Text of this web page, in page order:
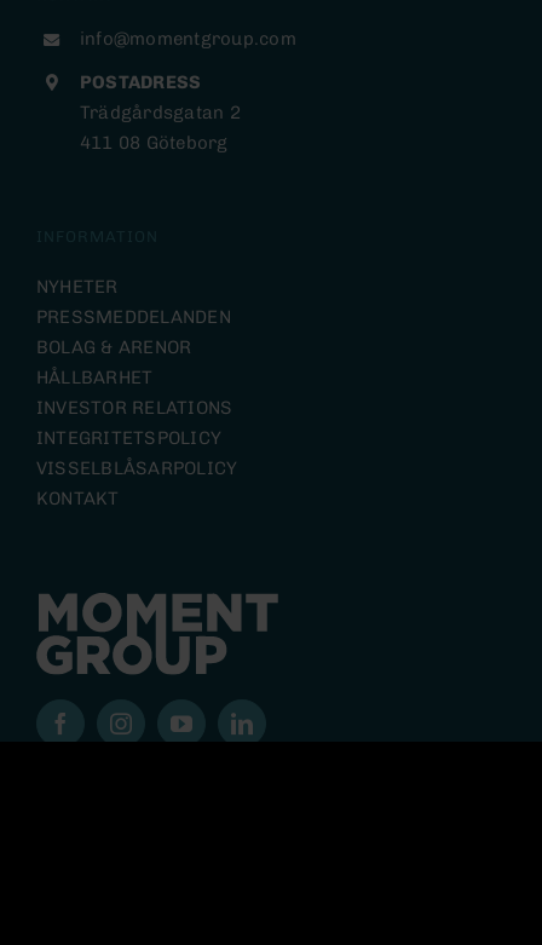
NYHETER
PRESSMEDDELANDEN
BOLAG & ARENOR
HÅLLBARHET
INVESTOR RELATIONS
INTEGRITETSPOLICY
VISSELBLÅSARPOLICY
KONTAKT
info@momentgroup.com
POSTADRESS
Trädgårdsgatan 2
411 08 Göteborg